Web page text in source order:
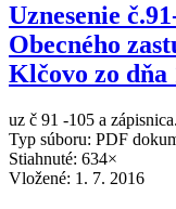
Uznesenie
Obecného
Klčovo zo dňa
uz č 91 -105 a
Typ súboru: PDF
Stiahnuté: 634×
Vložené: 1. 7. 2016